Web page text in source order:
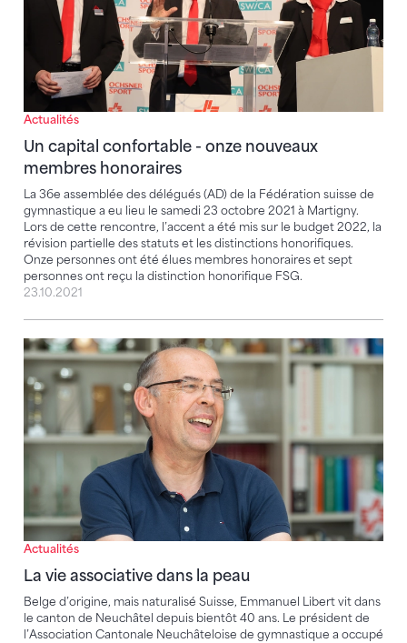
Actualités
Un capital confortable - onze nouveaux
membres honoraires
La 36e assemblée des délégués (AD) de la Fédération suisse de
gymnastique a eu lieu le samedi 23 octobre 2021 à Martigny.
Lors de cette rencontre, l’accent a été mis sur le budget 2022, la
révision partielle des statuts et les distinctions honorifiques.
Onze personnes ont été élues membres honoraires et sept
personnes ont reçu la distinction honorifique FSG.
23.10.2021
Actualités
La vie associative dans la peau
Belge d’origine, mais naturalisé Suisse, Emmanuel Libert vit dans
le canton de Neuchâtel depuis bientôt 40 ans. Le président de
l’Association Cantonale Neuchâteloise de gymnastique a occupé
La vie associative dans la peau